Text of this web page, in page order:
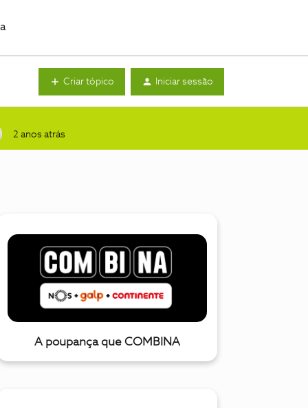
Criar tópico Iniciar sessão
2 anos atrás
A poupança que COMBINA